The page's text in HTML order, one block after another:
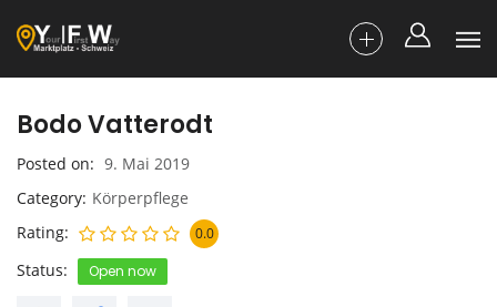
Bodo Vatterodt
Posted on
9. Mai 2019
Category Körperpflege
Rating
0.0
Status Open now